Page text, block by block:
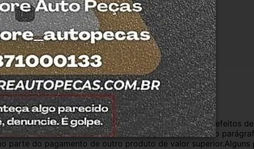
física também
Procedência Troca e Devolução
(noventa) dias a partir da data da compra e cobre defeitos
cliente poderá escolher dentre as opções previstas no
parte do pagamento de outro produto de valor superior.Alguns